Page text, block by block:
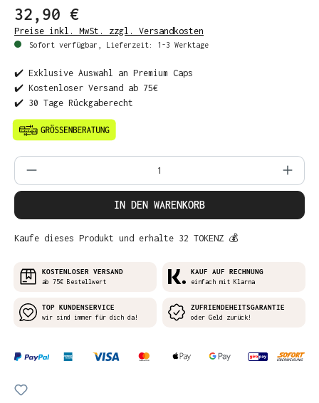
32,90 €
Preise inkl. MwSt. zzgl. Versandkosten
Sofort verfügbar, Lieferzeit: 1-3 Werktage
✔️ Exklusive Auswahl an Premium Caps
✔️ Kostenloser Versand ab 75€
✔️ 30 Tage Rückgaberecht
Produkt Anzahl: Gib den gewünschten
IN DEN WARENKORB
Kaufe dieses Produkt und erhalte 32 TOKENZ 💰
KOSTENLOSER VERSAND
ab 75€ Bestellwert
KAUF AUF RECHNUNG
einfach mit Klarna
TOP KUNDENSERVICE
wir sind immer für dich da!
ZUFRIENDEHEITSGARANTIE
oder Geld zurück!